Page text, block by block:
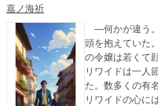
嘉ノ海祈
―何かが違う。
頭を抱えていた
の令嬢は若くて
リワイドは一人
た。数多くの有
リワイドの心に